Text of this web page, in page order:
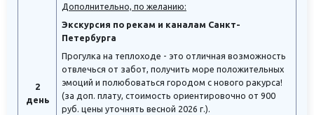
2
день
Дополнительно, по желанию:
Экскурсия по рекам и каналам Санкт-
Петербурга
Прогулка на теплоходе - это отличная возможность
отвлечься от забот, получить море положительных
эмоций и полюбоваться городом с нового ракурса!
(за доп. плату, стоимость ориентировочно от 900
руб. цены уточнять весной 2026 г.).